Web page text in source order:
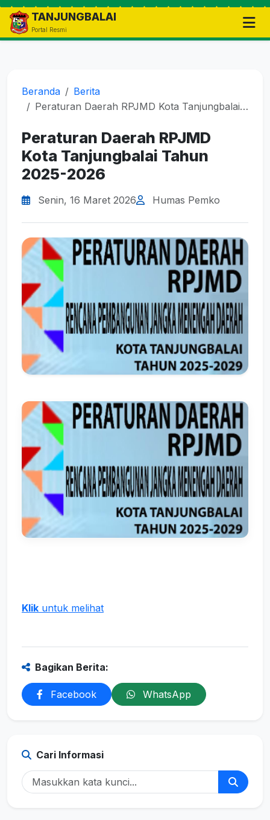
TANJUNGBALAI
Portal Resmi
Beranda
Berita
Peraturan Daerah RPJMD Kota Tanjungbalai Tahun 2025-2026
Peraturan Daerah RPJMD
Kota Tanjungbalai Tahun
2025-2026
Senin, 16 Maret 2026 Humas Pemko
Klik untuk melihat
Bagikan Berita:
Facebook WhatsApp
Cari Informasi